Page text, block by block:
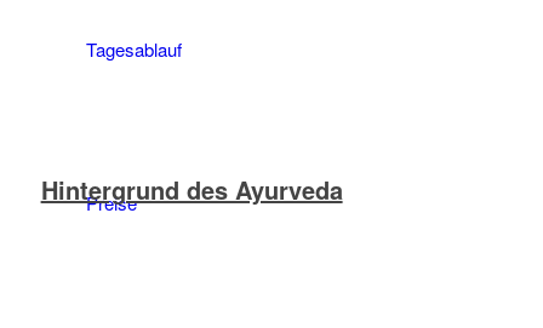
Tagesablauf
Preise
Hintergrund des Ayurveda